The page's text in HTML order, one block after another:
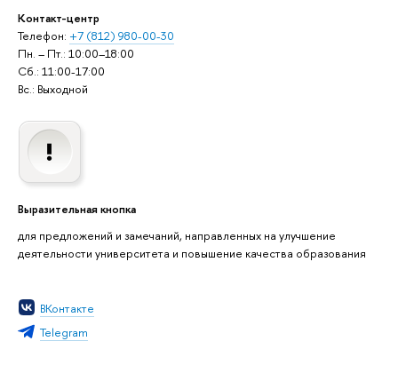
Контакт-центр
Телефон: +7 (812) 980-00-30
Пн. – Пт.: 10:00–18:00
Сб.: 11:00-17:00
Вс.: Выходной
Выразительная кнопка
для предложений и замечаний, направленных на улучшение
деятельности университета и повышение качества образования
ВКонтакте
Telegram